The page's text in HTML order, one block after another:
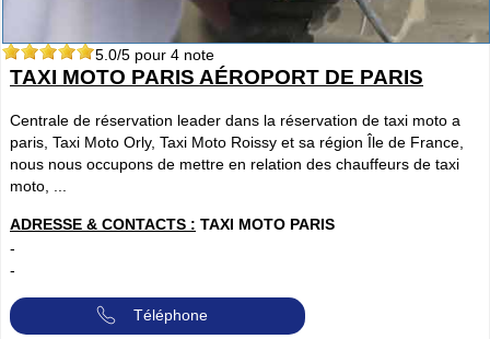
5.0/5 pour 4 note
TAXI MOTO PARIS AÉROPORT DE PARIS
Centrale de réservation leader dans la réservation de taxi moto a
paris, Taxi Moto Orly, Taxi Moto Roissy et sa région Île de France,
nous nous occupons de mettre en relation des chauffeurs de taxi
moto, ...
ADRESSE & CONTACTS : TAXI MOTO PARIS
-
-
Téléphone